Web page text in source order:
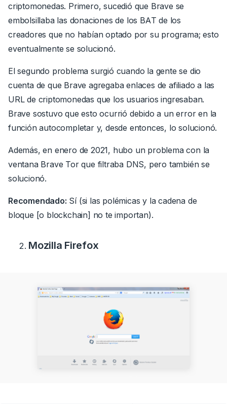
criptomonedas. Primero, sucedió que Brave se
embolsillaba las donaciones de los BAT de los
creadores que no habían optado por su programa; esto
eventualmente se solucionó.
El segundo problema surgió cuando la gente se dio
cuenta de que Brave agregaba enlaces de afiliado a las
URL de criptomonedas que los usuarios ingresaban.
Brave sostuvo que esto ocurrió debido a un error en la
función autocompletar y, desde entonces, lo solucionó.
Además, en enero de 2021, hubo un problema con la
ventana Brave Tor que filtraba DNS, pero también se
solucionó.
Recomendado: Sí (si las polémicas y la cadena de
bloque [o blockchain] no te importan).
Mozilla Firefox